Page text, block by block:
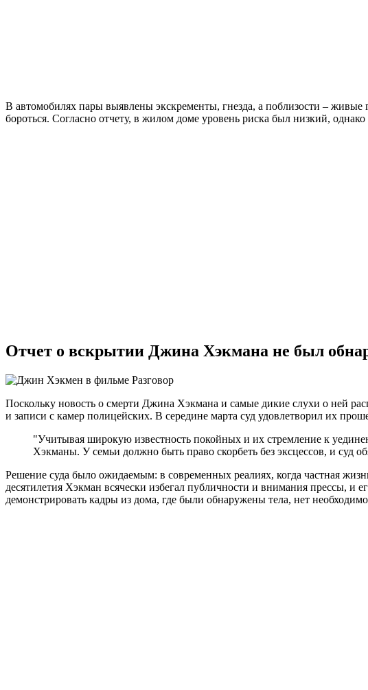
В автомобилях пары выявлены экскременты, гнезда, а поблизости – живые
бороться. Согласно отчету, в жилом доме уровень риска был низкий,
Отчет о вскрытии Джина Хэкмана не был
Поскольку новость о смерти Джина Хэкмана и самые дикие слухи о ней
и записи с камер полицейских. В середине марта суд удовлетворил их
"Учитывая широкую известность покойных и их стремление к
Хэкманы. У семьи должно быть право скорбеть без эксцессов, и суд
Решение суда было ожидаемым: в современных реалиях, когда частная
десятилетия Хэкман всячески избегал публичности и внимания прессы, и
демонстрировать кадры из дома, где были обнаружены тела, нет